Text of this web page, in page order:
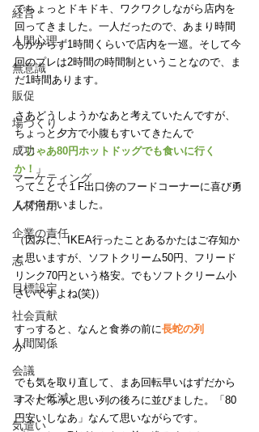
経営
人間心理
無意識
販促
場づくり
成功
マーケティング
人材活用
企業の責任
志
目標設定
社会貢献
人間関係
会議
コスト低減
気遣い
でちょっとドキドキ、ワクワクしながら店内を
回ってきました。一人だったので、あまり時間
もかからず1時間くらいで店内を一巡。そして今
回のプレは2時間の時間制ということなので、ま
だ1時間あります。
さあどうしようかなあと考えていたんですが、
ちょっと夕方で小腹もすいてきたんで
「じゃあ80円ホットドッグでも食いに行く
か！ 」
ってことで１F出口傍のフードコーナーに喜び勇
んで向かいました。
（因みに、IKEA行ったことあるかたはご存知か
と思いますが、ソフトクリーム50円、フリード
リンク70円という格安。でもソフトクリーム小
さいですよね(笑)）
すっすると、なんと食券の前に長蛇の列
が・・・
でも気を取り直して、まあ回転早いはずだから
すぐだろうと思い列の後ろに並びました。「80
円安いしなあ」なんて思いながらです。